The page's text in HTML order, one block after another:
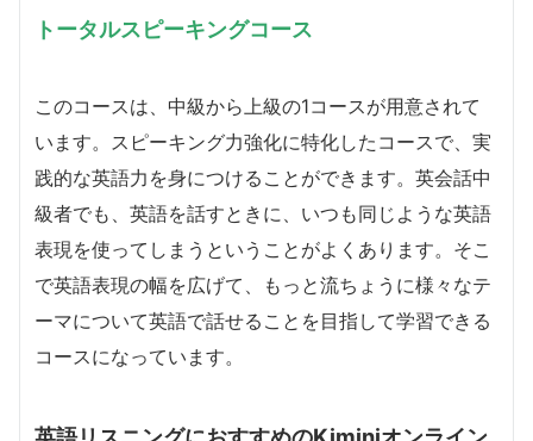
トータルスピーキングコース
このコースは、中級から上級の1コースが用意されて
います。スピーキング力強化に特化したコースで、実
践的な英語力を身につけることができます。英会話中
級者でも、英語を話すときに、いつも同じような英語
表現を使ってしまうということがよくあります。そこ
で英語表現の幅を広げて、もっと流ちょうに様々なテ
ーマについて英語で話せることを目指して学習できる
コースになっています。